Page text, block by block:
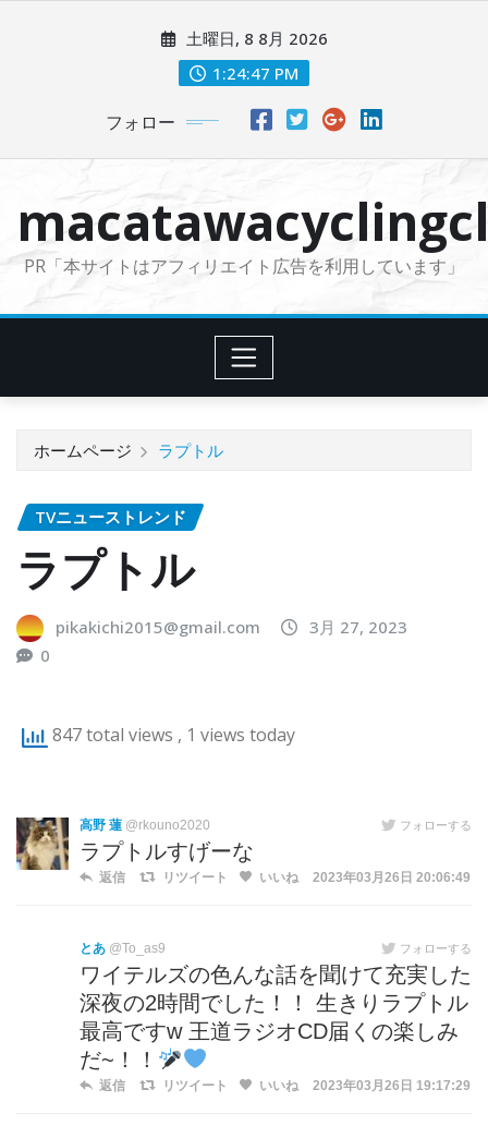
に
土曜日, 8 8月 2026
1:24:48 PM
フォロー
PR「本サイトはアフィリエイト広告を利用しています」
ホームページ ラプトル
TVニューストレンド
ラプトル
pikakichi2015@gmail.com
3月 27, 2023
0
847 total views , 1 views today
高野 蓮 @rkouno2020 フォローする
ラプトルすげーな
返信 リツイート いいね 2023年03月26日 20:06:49
とあ @To_as9 フォローする
ワイテルズの色んな話を聞けて充実した
深夜の2時間でした！！ 生きりラプトル
最高ですw 王道ラジオCD届くの楽しみ
だ~！！
返信 リツイート いいね 2023年03月26日 19:17:29